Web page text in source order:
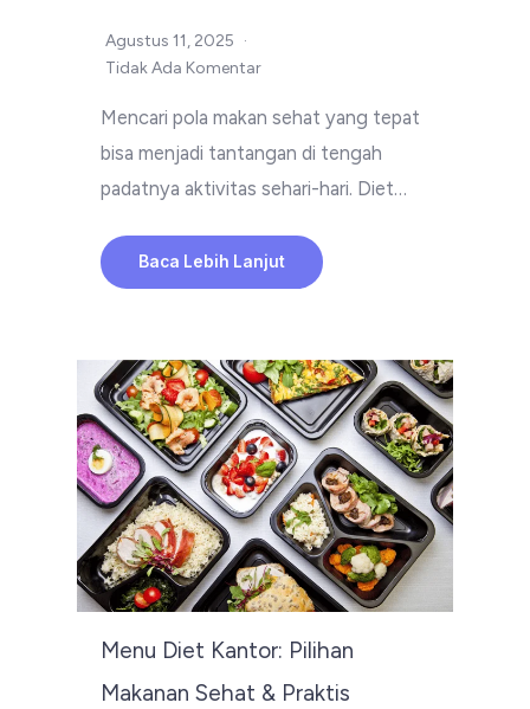
Agustus 11, 2025
Tidak Ada Komentar
Mencari pola makan sehat yang tepat
bisa menjadi tantangan di tengah
padatnya aktivitas sehari-hari. Diet…
Baca Lebih Lanjut
Menu Diet Kantor: Pilihan
Makanan Sehat & Praktis